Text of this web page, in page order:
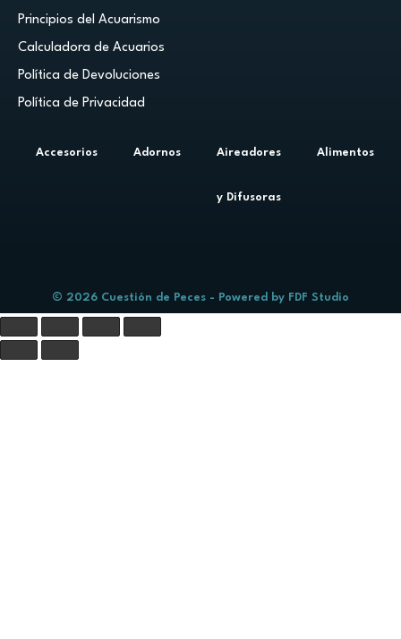
Principios del Acuarismo
Calculadora de Acuarios
Política de Devoluciones
Política de Privacidad
Accesorios Adornos Aireadores
y Difusoras
Alimentos
© 2026 Cuestión de Peces - Powered by FDF Studio